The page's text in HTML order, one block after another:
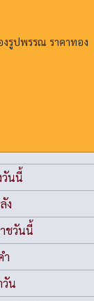
รูปพรรณ ราคาทอง
วันนี้
ง
ชวันนี้
ำ
วัน